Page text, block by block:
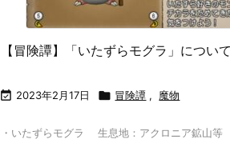
【冒険譚】「いたずらモグラ」について
 2023年2月17日  冒険譚 , 魔物
・いたずらモグラ 生息地：アクロニア鉱山